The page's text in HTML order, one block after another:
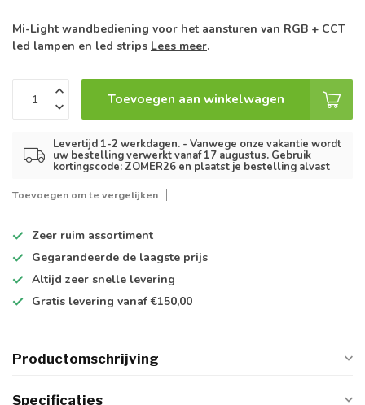
Mi-Light wandbediening voor het aansturen van RGB + CCT
led lampen en led strips Lees meer.
Toevoegen aan winkelwagen
Levertijd 1-2 werkdagen. - Vanwege onze vakantie wordt
uw bestelling verwerkt vanaf 17 augustus. Gebruik
kortingscode: ZOMER26 en plaatst je bestelling alvast
Toevoegen om te vergelijken
Zeer ruim assortiment
Gegarandeerde de laagste prijs
Altijd zeer snelle levering
Gratis levering vanaf €150,00
Productomschrijving
Specificaties